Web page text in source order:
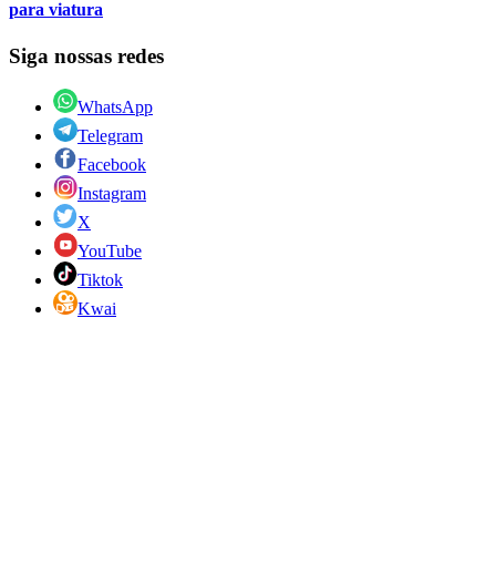
para viatura
Siga nossas redes
WhatsApp
Telegram
Facebook
Instagram
X
YouTube
Tiktok
Kwai